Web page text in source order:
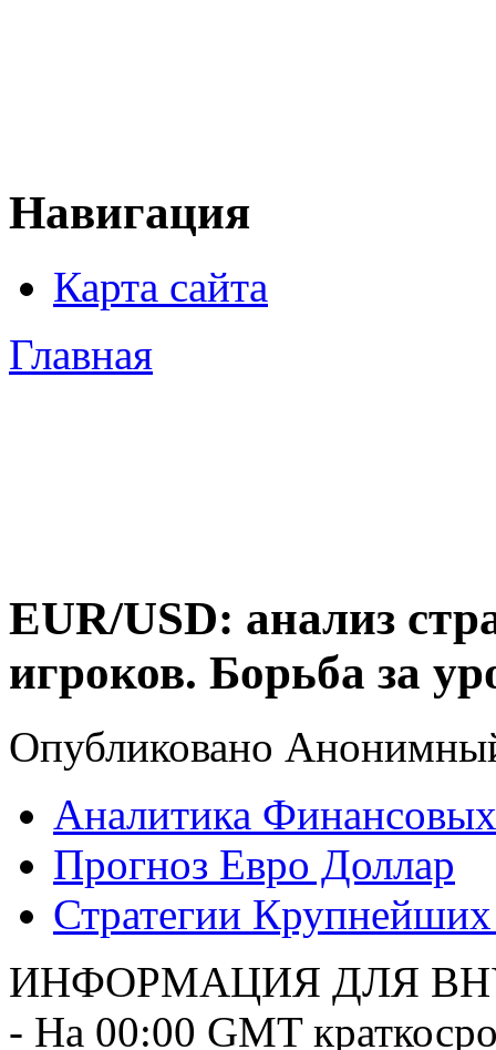
Навигация
Карта сайта
Главная
EUR/USD: анализ
игроков. Борьба за
Опубликовано
Аналитика
Прогноз Евро Доллар
Стратегии
ИНФОРМАЦИЯ ДЛЯ
- На 00:00 GMT